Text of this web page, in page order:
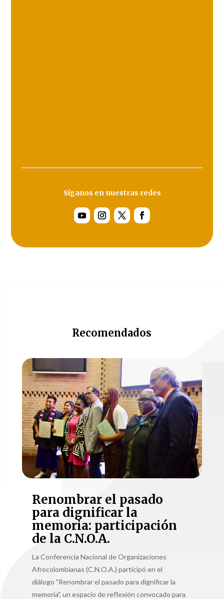
Síganos en nuestras redes
Recomendados
Renombrar el pasado
para dignificar la
memoria: participación
de la C.N.O.A.
La Conferencia Nacional de Organizaciones
Afrocolombianas (C.N.O.A.) participó en el
diálogo "Renombrar el pasado para dignificar la
memoria", un espacio de reflexión convocado para